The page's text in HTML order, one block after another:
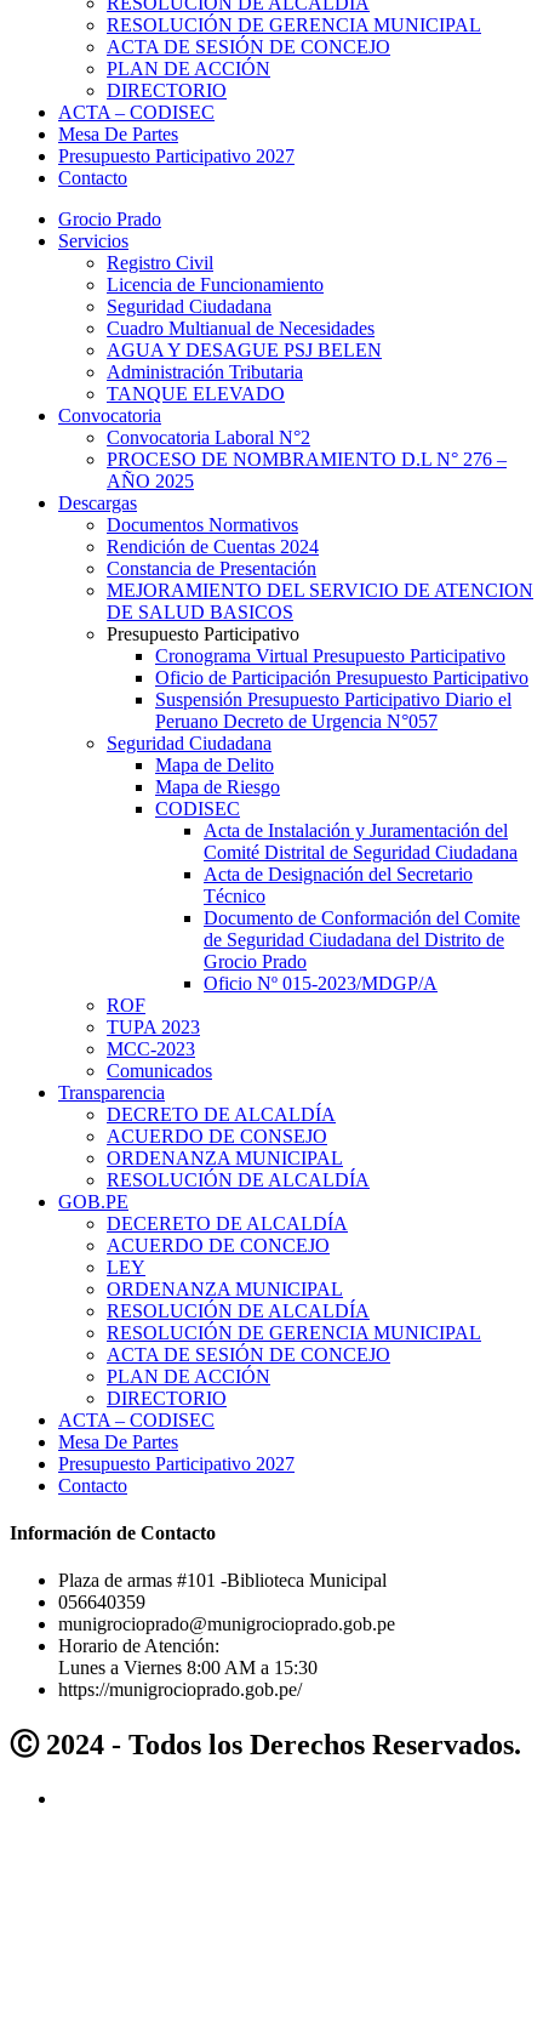
RESOLUCIÓN DE GERENCIA MUNICIPAL
ACTA DE SESIÓN DE CONCEJO
PLAN DE ACCIÓN
DIRECTORIO
ACTA – CODISEC
Mesa De Partes
Presupuesto Participativo 2027
Contacto
Grocio Prado
Servicios
Registro Civil
Licencia de Funcionamiento
Seguridad Ciudadana
Cuadro Multianual de Necesidades
AGUA Y DESAGUE PSJ BELEN
Administración Tributaria
TANQUE ELEVADO
Convocatoria
Convocatoria Laboral N°2
PROCESO DE NOMBRAMIENTO D.L N° 276 –
AÑO 2025
Descargas
Documentos Normativos
Rendición de Cuentas 2024
Constancia de Presentación
MEJORAMIENTO DEL SERVICIO DE ATENCION
DE SALUD BASICOS
Presupuesto Participativo
Cronograma Virtual Presupuesto Participativo
Oficio de Participación Presupuesto Participativo
Suspensión Presupuesto Participativo Diario el
Peruano Decreto de Urgencia N°057
Seguridad Ciudadana
Mapa de Delito
Mapa de Riesgo
CODISEC
Acta de Instalación y Juramentación del
Comité Distrital de Seguridad Ciudadana
Acta de Designación del Secretario
Técnico
Documento de Conformación del Comite
de Seguridad Ciudadana del Distrito de
Grocio Prado
Oficio Nº 015-2023/MDGP/A
ROF
TUPA 2023
MCC-2023
Comunicados
Transparencia
DECRETO DE ALCALDÍA
ACUERDO DE CONSEJO
ORDENANZA MUNICIPAL
RESOLUCIÓN DE ALCALDÍA
GOB.PE
DECERETO DE ALCALDÍA
ACUERDO DE CONCEJO
LEY
ORDENANZA MUNICIPAL
RESOLUCIÓN DE ALCALDÍA
RESOLUCIÓN DE GERENCIA MUNICIPAL
ACTA DE SESIÓN DE CONCEJO
PLAN DE ACCIÓN
DIRECTORIO
ACTA – CODISEC
Mesa De Partes
Presupuesto Participativo 2027
Contacto
Información de Contacto
Plaza de armas #101 -Biblioteca Municipal
056640359
munigrocioprado@munigrocioprado.gob.pe
Horario de Atención:
Lunes a Viernes 8:00 AM a 15:30
https://munigrocioprado.gob.pe/
Ⓒ 2024 - Todos los Derechos Reservados.